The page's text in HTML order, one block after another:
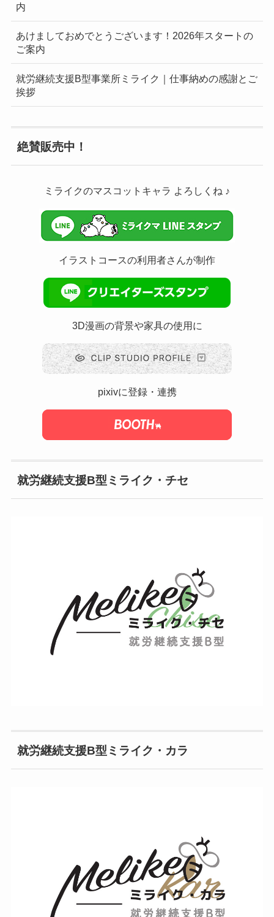
内
あけましておめでとうございます！2026年スタートの
ご案内
就労継続支援B型事業所ミライク｜仕事納めの感謝とご
挨拶
絶賛販売中！
ミライクのマスコットキャラ よろしくね ♪
イラストコースの利用者さんが制作
3D漫画の背景や家具の使用に
pixivに登録・連携
就労継続支援B型ミライク・チセ
就労継続支援B型ミライク・カラ